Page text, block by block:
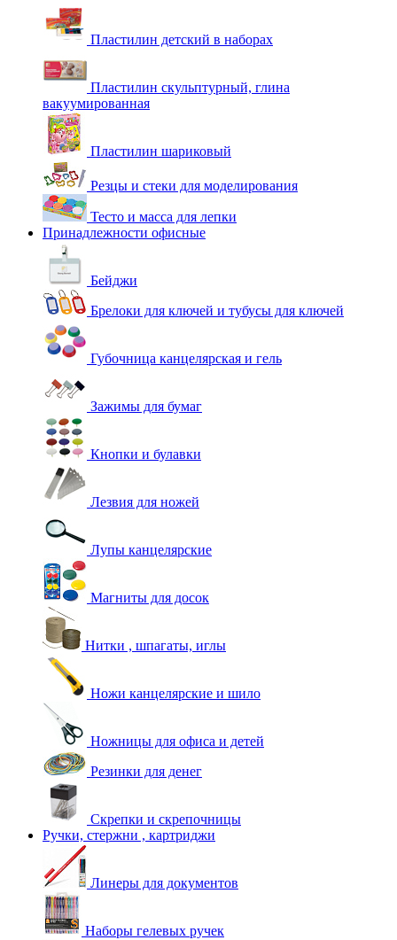
Пластилин детский в наборах
Пластилин скульптурный, глина
вакуумированная
Пластилин шариковый
Резцы и стеки для моделирования
Тесто и масса для лепки
Принадлежности офисные
Бейджи
Брелоки для ключей и тубусы для ключей
Губочница канцелярская и гель
Зажимы для бумаг
Кнопки и булавки
Лезвия для ножей
Лупы канцелярские
Магниты для досок
Нитки , шпагаты, иглы
Ножи канцелярские и шило
Ножницы для офиса и детей
Резинки для денег
Скрепки и скрепочницы
Ручки, стержни , картриджи
Линеры для документов
Наборы гелевых ручек